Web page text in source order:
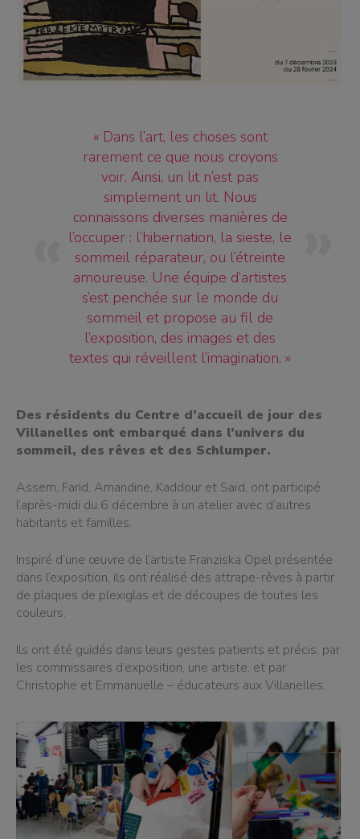
« Dans l’art, les choses sont
rarement ce que nous croyons
voir. Ainsi, un lit n’est pas
simplement un lit. Nous
connaissons diverses manières de
l’occuper : l’hibernation, la sieste, le
sommeil réparateur, ou l’étreinte
amoureuse. Une équipe d’artistes
s’est penchée sur le monde du
sommeil et propose au fil de
l’exposition, des images et des
textes qui réveillent l’imagination. »
Des résidents du Centre d’accueil de jour des
Villanelles ont embarqué dans l’univers du
sommeil, des rêves et des Schlumper.
Assem, Farid, Amandine, Kaddour et Saïd, ont participé
l’après-midi du 6 décembre à un atelier avec d’autres
habitants et familles.
Inspiré d’une œuvre de l’artiste Franziska Opel présentée
dans l’exposition, ils ont réalisé des attrape-rêves à partir
de plaques de plexiglas et de découpes de toutes les
couleurs.
Ils ont été guidés dans leurs gestes patients et précis, par
les commissaires d’exposition, une artiste, et par
Christophe et Emmanuelle – éducateurs aux Villanelles.